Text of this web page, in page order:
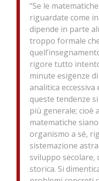
“Se le
riguardate come
dipende in parte
troppo formale
rigore tutto
minute esigenze
analitica
queste tendenze
più generale; cioè
matematiche
organismo a sé,
sistemazione
sviluppo secolare,
storica. Si